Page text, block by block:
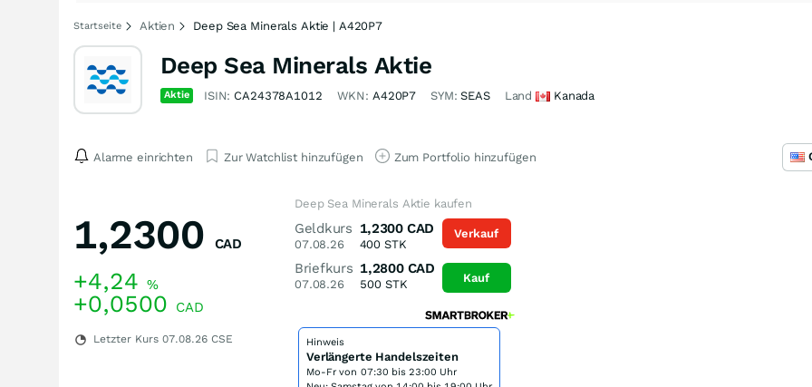
Startseite Aktien Deep Sea Minerals Aktie | A420P7
Deep Sea Minerals Aktie
Aktie ISIN: CA24378A1012 WKN: A420P7 SYM:SEAS Land Kanada
Alarme einrichten Zur Watchlist hinzufügen Zum Portfolio hinzufügen
1,2300 CAD
+4,24 %
+0,0500 CAD
Letzter Kurs 07.08.26 CSE
Deep Sea Minerals Aktie kaufen
Geldkurs
07.08.26
1,2300 CAD
400 STK
Briefkurs
07.08.26
1,2800 CAD
500STK
Verkauf
Kauf
Hinweis
Verlängerte Handelszeiten
Mo-Fr von 07:30 bis 23:00 Uhr